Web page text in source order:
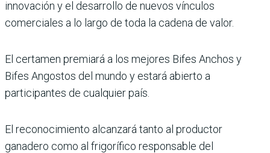
innovación y el desarrollo de nuevos vínculos
comerciales a lo largo de toda la cadena de valor.
El certamen premiará a los mejores Bifes Anchos y
Bifes Angostos del mundo y estará abierto a
participantes de cualquier país.
El reconocimiento alcanzará tanto al productor
ganadero como al frigorífico responsable del